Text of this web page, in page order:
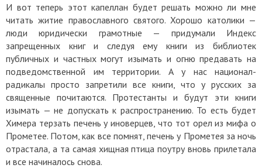
И вот теперь этот капеллан будет решать можно ли мне
читать житие православного святого. Хорошо католики —
люди юридически грамотные — придумали Индекс
запрещенных книг и следуя ему книги из библиотек
публичных и частных могут изымать и огню предавать на
подведомственной им территории. А у нас национал-
радикалы просто запретили все книги, что у русских за
священные почитаются. Протестанты и будут эти книги
изымать — не допускать к распространению. То есть будет
Химера терзать печень у иноверцев, что тот орел из мифа о
Прометее. Потом, как все помнят, печень у Прометея за ночь
отрастала, а та самая хищная птица поутру вновь прилетала
и все начиналось снова.